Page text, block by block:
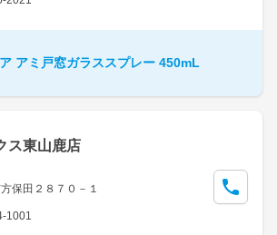
アミ戸窓ガラススプレー 450mL
ス東山鹿店
保田２８７０－１
1001